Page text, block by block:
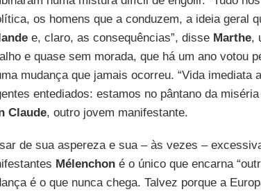
os homens que a conduzem, a ideia geral
e, claro, as consequências”, disse Marthe,
e quase sem morada, que há um ano votou
mudança que jamais ocorreu. “Vida imediata
entediados: estamos no pântano da
Claude, outro jovem manifestante.
de sua aspereza e sua – às vezes –
Mélenchoné o único que encarna
é o que nunca chega. Talvez porque a